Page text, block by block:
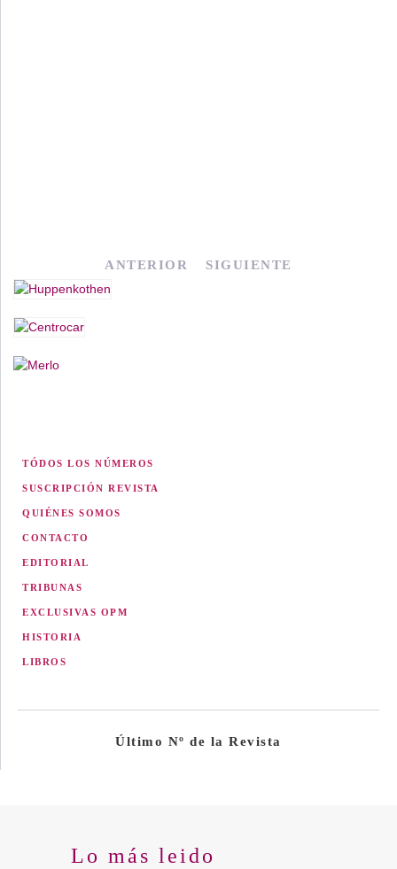
ANTERIOR SIGUIENTE
TÓDOS LOS NÚMEROS
SUSCRIPCIÓN REVISTA
QUIÉNES SOMOS
CONTACTO
EDITORIAL
TRIBUNAS
EXCLUSIVAS OPM
HISTORIA
LIBROS
Último Nº de la Revista
Lo más leido